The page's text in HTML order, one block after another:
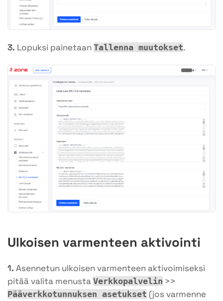
3. Lopuksi painetaan Tallenna muutokset.
Ulkoisen varmenteen aktivointi
1. Asennetun ulkoisen varmenteen aktivoimiseksi
pitää valita menusta Verkkopalvelin >>
Pääverkkotunnuksen asetukset (jos varmenne